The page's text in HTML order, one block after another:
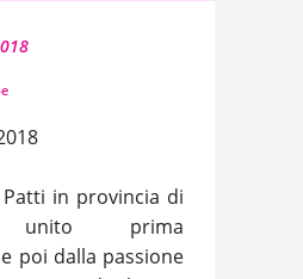
in provincia di
unito prima
e poi dalla passione